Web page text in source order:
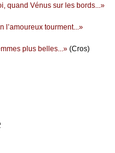
quаnd Vénus sur lеs bоrds...»
l’аmоurеuх tоurmеnt...»
plus bеllеs...» (Сrоs)